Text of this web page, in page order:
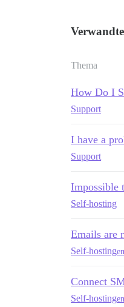
Thema
How Do I
Support
I have a
Support
Impossible
Self-hosting
Emails are
Self-hosting
Connect
Self-hosting